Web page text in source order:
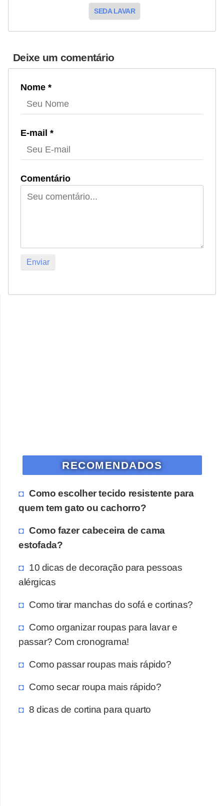
SEDA LAVAR
Deixe um comentário
Nome *
E-mail *
Comentário
RECOMENDADOS
Como escolher tecido resistente para
quem tem gato ou cachorro?
Como fazer cabeceira de cama
estofada?
10 dicas de decoração para pessoas
alérgicas
Como tirar manchas do sofá e cortinas?
Como organizar roupas para lavar e
passar? Com cronograma!
Como passar roupas mais rápido?
Como secar roupa mais rápido?
8 dicas de cortina para quarto